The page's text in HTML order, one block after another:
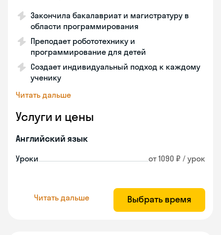
Закончила бакалавриат и магистратуру в
области программирования
Преподает робототехнику и
программирование для детей
Создает индивидуальный подход к каждому
ученику
Читать дальше
Услуги и цены
Английский язык
Уроки от 1090 ₽ / урок
Читать дальше Выбрать время